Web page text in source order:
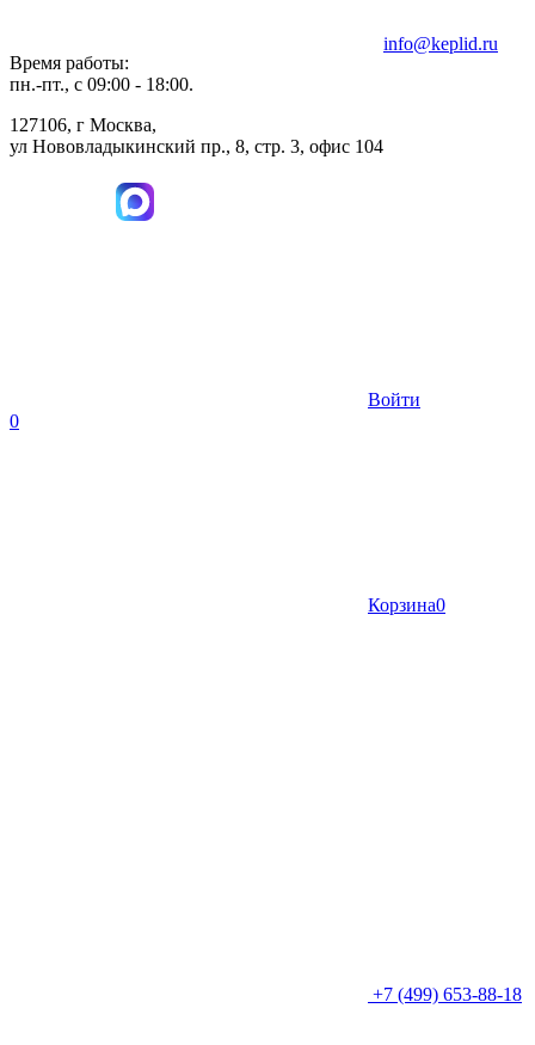
Время работы:
пн.-пт., с 09:00 - 18:00.
127106, г Москва,
ул Нововладыкинский пр., 8, стр. 3, офис 104
info@keplid.ru
Войти
0
Корзина0
+7 (499) 653-88-18